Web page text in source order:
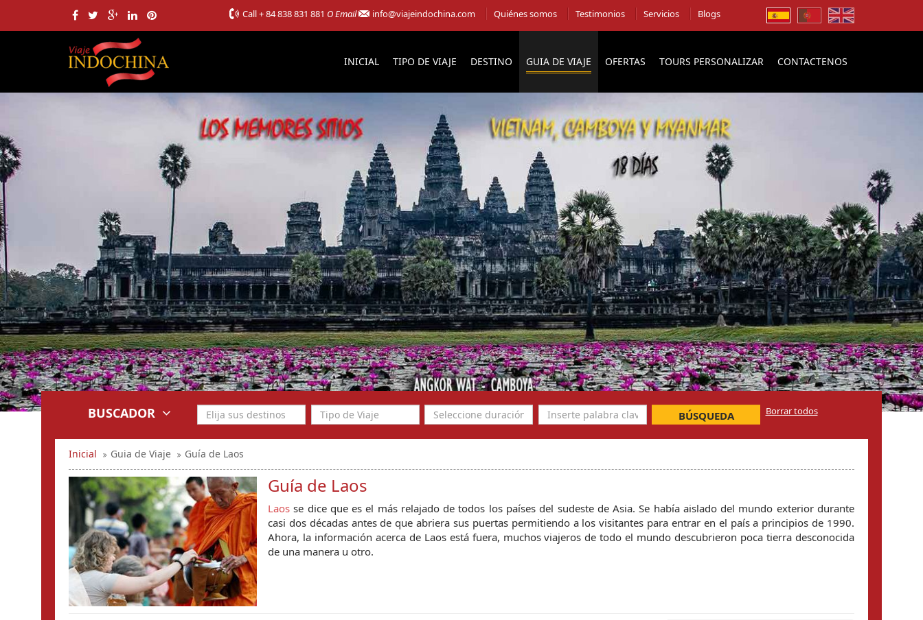
Call+ 84 838 831 881 O Email info@viajeindochina.com Quiénes somos Testimonios Servicios Blogs
INICIAL TIPO DE VIAJE DESTINO GUIA DE VIAJE OFERTAS TOURS PERSONALIZAR CONTACTENOS
BUSCADOR BÚSQUEDA Borrar todos
Inicial Guia de Viaje Guía de Laos
Guía de Laos
Laos se dice que es el más relajado de todos los países del sudeste de Asia. Se había aislado del mundo exterior durante
casi dos décadas antes de que abriera sus puertas permitiendo a los visitantes para entrar en el país a principios de 1990.
Ahora, la información acerca de Laos está fuera, muchos viajeros de todo el mundo descubrieron poca tierra desconocida
de una manera u otro.